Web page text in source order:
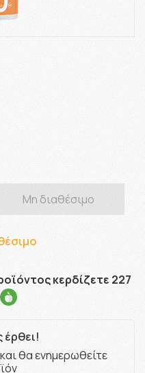
Μη διαθέσιμο
κερδίζετε 227
θα ενημερωθείτε